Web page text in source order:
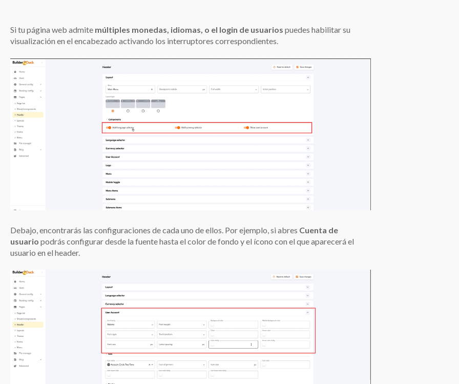
Si tu página web admite múltiples monedas, idiomas, o el login de usuarios puedes habilitar su
visualización en el encabezado activando los interruptores correspondientes.
Debajo, encontrarás las configuraciones de cada uno de ellos. Por ejemplo, si abres Cuenta de
usuario podrás configurar desde la fuente hasta el color de fondo y el ícono con el que aparecerá el
usuario en el header.